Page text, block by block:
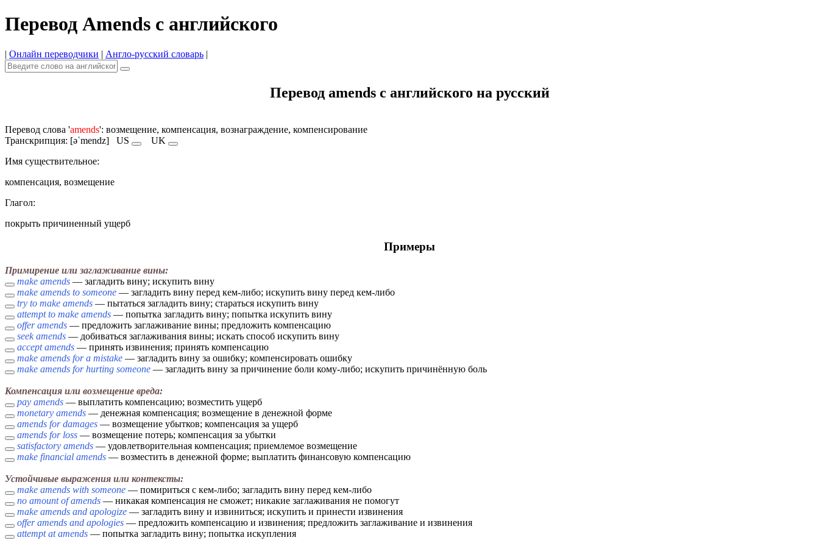
Перевод Amends с английского
| Онлайн переводчики | Англо-русский словарь |
Перевод amends с английского на русский
Перевод слова 'amends': возмещение, компенсация, вознаграждение, компенсирование
Транскрипция: [əˈmendz] US
UK
Имя cуществительное:
компенсация, возмещение
Глагол:
покрыть причиненный ущерб
Примеры
Примирение или заглаживание вины:
make amends — загладить вину; искупить вину
make amends to someone — загладить вину перед кем-либо; искупить вину перед кем-либо
try to make amends — пытаться загладить вину; стараться искупить вину
attempt to make amends — попытка загладить вину; попытка искупить вину
offer amends — предложить заглаживание вины; предложить компенсацию
seek amends — добиваться заглаживания вины; искать способ искупить вину
accept amends — принять извинения; принять компенсацию
make amends for a mistake — загладить вину за ошибку; компенсировать ошибку
make amends for hurting someone — загладить вину за причинение боли кому-либо; искупить причинённую боль
Компенсация или возмещение вреда:
pay amends — выплатить компенсацию; возместить ущерб
monetary amends — денежная компенсация; возмещение в денежной форме
amends for damages — возмещение убытков; компенсация за ущерб
amends for loss — возмещение потерь; компенсация за убытки
satisfactory amends — удовлетворительная компенсация; приемлемое возмещение
make financial amends — возместить в денежной форме; выплатить финансовую компенсацию
Устойчивые выражения или контексты:
make amends with someone — помириться с кем-либо; загладить вину перед кем-либо
no amount of amends — никакая компенсация не сможет; никакие заглаживания не помогут
make amends and apologize — загладить вину и извиниться; искупить и принести извинения
offer amends and apologies — предложить компенсацию и извинения; предложить заглаживание и извинения
attempt at amends — попытка загладить вину; попытка искупления